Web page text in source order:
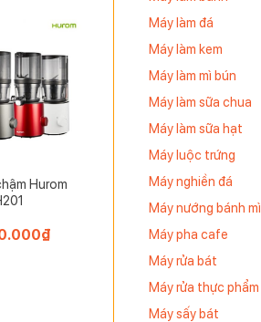
Máy làm đá
Máy làm kem
Máy làm mì bún
Máy làm sữa chua
Máy làm sữa hạt
Máy luộc trứng
Máy nghiền đá
Máy nướng bánh mì
Máy pha cafe
Máy rửa bát
Máy rửa thực phẩm
Máy sấy bát
WMF
Hurom
₫